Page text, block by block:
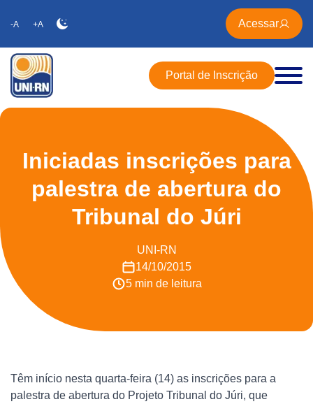
-A +A Acessar
Portal de Inscrição
Iniciadas inscrições para
palestra de abertura do
Tribunal do Júri
UNI-RN
14/10/2015
5 min de leitura
Têm início nesta quarta-feira (14) as inscrições para a
palestra de abertura do Projeto Tribunal do Júri, que